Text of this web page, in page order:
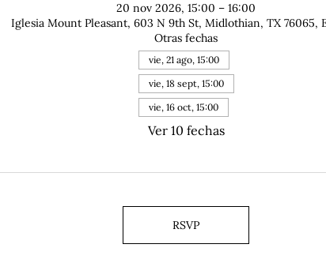
20 nov 2026, 15:00 – 16:00
Iglesia Mount Pleasant, 603 N 9th St, Midlothian, TX 76065,
Otras fechas
vie, 21 ago, 15:00
vie, 18 sept, 15:00
vie, 16 oct, 15:00
Ver 10 fechas
RSVP